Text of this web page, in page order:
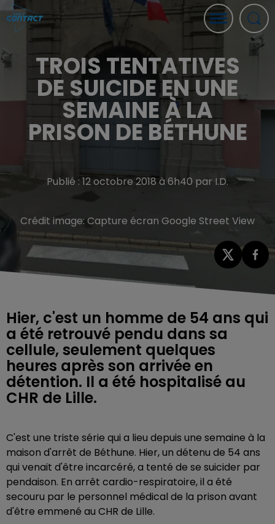
TROIS TENTATIVES
DE SUICIDE EN UNE
SEMAINE À LA
PRISON DE BÉTHUNE
Publié : 12 octobre 2018 à 6h40 par I.D.
Crédit image: Capture écran Google Street View
Hier, c'est un homme de 54 ans qui
a été retrouvé pendu dans sa
cellule, seulement quelques
heures après son arrivée en
détention. Il a été hospitalisé au
CHR de Lille.
C'est une triste série qui a lieu depuis une semaine à la
maison d'arrêt de Béthune. Hier, un détenu de 54 ans
qui venait d'être incarcéré, a tenté de se suicider par
pendaison. En arrêt cardio-respiratoire, il a été
secouru par le personnel médical de la prison avant
d'être emmené au CHR de Lille.